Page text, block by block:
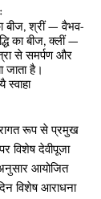
बीज, श्रीं — वैभव-
का बीज, क्लीं —
से समर्पण और
जाता है।
स्वाहा
रूप से प्रमुख
विशेष देवीपूजा
आयोजित
विशेष आराधना